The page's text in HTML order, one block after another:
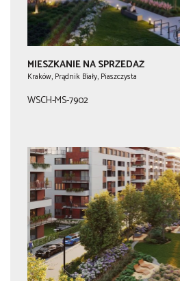
MIESZKANIE NA SPRZEDAŻ
Kraków, Prądnik Biały, Piaszczysta
WSCH-MS-7902